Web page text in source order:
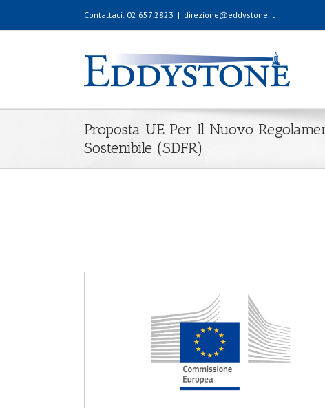
Contattaci: 02 657 2823 | direzione@eddystone.it
Proposta UE Per Il Nuovo
Sostenibile (SDFR)